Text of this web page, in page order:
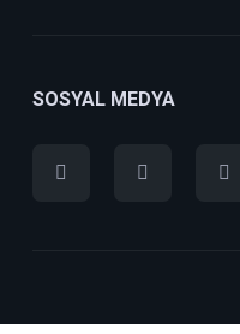
SOSYAL MEDYA